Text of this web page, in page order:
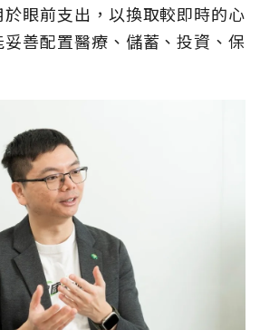
眼前支出，以換取較即時的心
善配置醫療、儲蓄、投資、保